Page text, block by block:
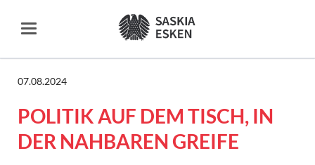
07.08.2024
POLITIK AUF DEM TISCH, IN
DER NAHBAREN GREIFE